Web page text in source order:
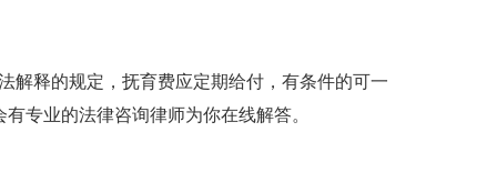
解释的规定，抚育费应定期给付，有条件的可一
专业的法律咨询律师为你在线解答。